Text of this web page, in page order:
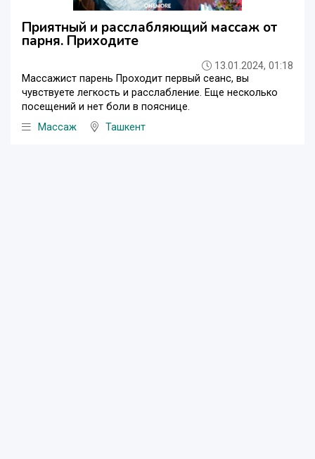
Приятный и расслабляющий массаж от
парня. Приходите
13.01.2024, 01:18
Массажист парень Проходит первый сеанс, вы
чувствуете легкость и расслабление. Еще несколько
посещений и нет боли в пояснице.
Массаж
Ташкент